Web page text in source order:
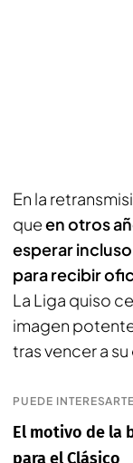
En la
queen otros
esperar
para recibir
La Liga quiso
imagen
tras vencer a
PUEDE INTERESARTE
El motivo de la
para el Clásico